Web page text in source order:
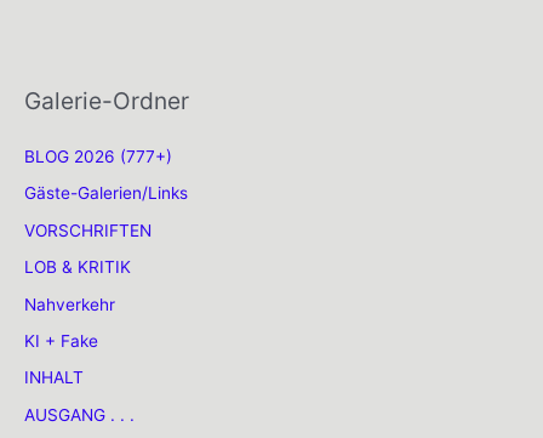
Galerie-Ordner
BLOG 2026 (777+)
Gäste-Galerien/Links
VORSCHRIFTEN
LOB & KRITIK
Nahverkehr
KI + Fake
INHALT
AUSGANG . . .